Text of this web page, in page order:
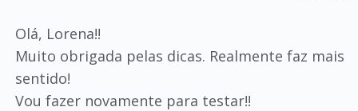
Olá, Lorena!!
Muito obrigada pelas dicas. Realmente faz mais
sentido!
Vou fazer novamente para testar!!